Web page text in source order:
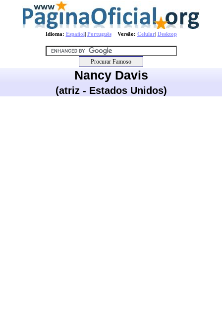
Idioma: Español| PortuguêsVersão: Celular| Desktop
Nancy Davis
(atriz - Estados Unidos)